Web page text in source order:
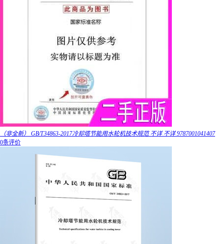
（非全新） GB/T34863-2017冷却塔节能用水轮机技术规范 不详 不详 9787001041407
0条评价